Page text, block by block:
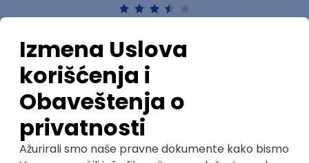
Ostavi ocenu
Nastavni kadar
Stečeno znanje